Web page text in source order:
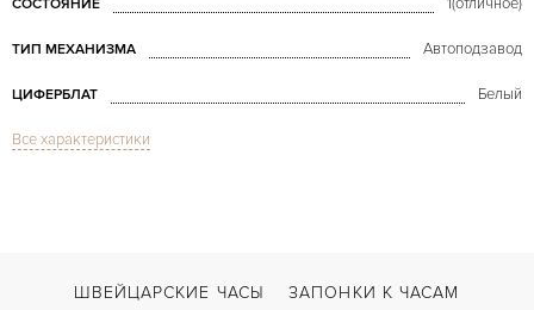
СОСТОЯНИЕ 1(отличное)
ТИП МЕХАНИЗМА Автоподзавод
ЦИФЕРБЛАТ Белый
СТЕКЛО
Все характеристики
ШВЕЙЦАРСКИЕ ЧАСЫ
ЗАПОНКИ К ЧАСАМ